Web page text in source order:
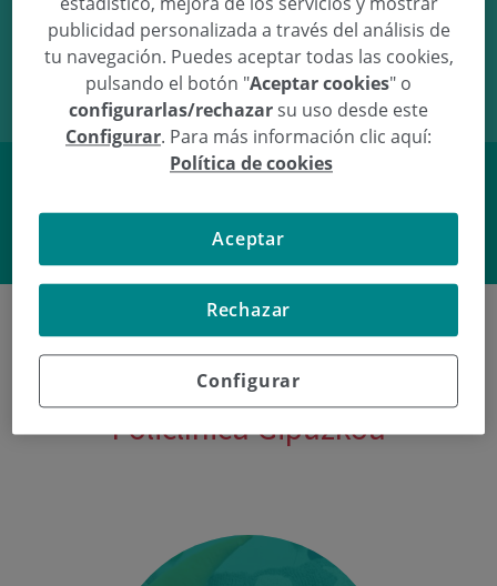
12/02/07 11:34 2.97Kg 49cm
Facebook Twitter
Últimos nacimientos en
Policlínica Gipuzkoa
publicidad personalizada a través del análisis de
tu navegación. Puedes aceptar todas las cookies,
pulsando el botón "Aceptar cookies" o
configurarlas/rechazarsu uso desde este
Configurar. Para más información clic aquí:
Política de cookies
Configurar
Rechazar
Aceptar